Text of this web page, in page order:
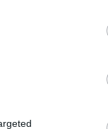
EGAL
EgriX
is.
Ez
új